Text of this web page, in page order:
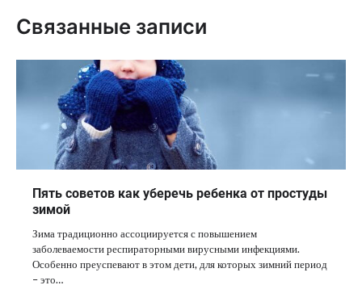
Связанные записи
Пять советов как уберечь ребенка от простуды
зимой
Зима традиционно ассоциируется с повышением
заболеваемости респираторными вирусными инфекциями.
Особенно преуспевают в этом дети, для которых зимний период
– это…